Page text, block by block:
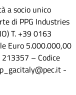
a socio unico
di PPG Industries
T. +39 0163
Euro 5.000.000,00
– Codice
-